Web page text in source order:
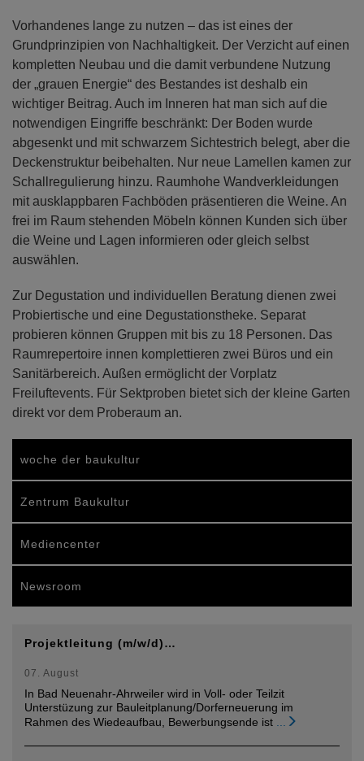
Vorhandenes lange zu nutzen – das ist eines der
Grundprinzipien von Nachhaltigkeit. Der Verzicht auf einen
kompletten Neubau und die damit verbundene Nutzung
der „grauen Energie“ des Bestandes ist deshalb ein
wichtiger Beitrag. Auch im Inneren hat man sich auf die
notwendigen Eingriffe beschränkt: Der Boden wurde
abgesenkt und mit schwarzem Sichtestrich belegt, aber die
Deckenstruktur beibehalten. Nur neue Lamellen kamen zur
Schallregulierung hinzu. Raumhohe Wandverkleidungen
mit ausklappbaren Fachböden präsentieren die Weine. An
frei im Raum stehenden Möbeln können Kunden sich über
die Weine und Lagen informieren oder gleich selbst
auswählen.
Zur Degustation und individuellen Beratung dienen zwei
Probiertische und eine Degustationstheke. Separat
probieren können Gruppen mit bis zu 18 Personen. Das
Raumrepertoire innen komplettieren zwei Büros und ein
Sanitärbereich. Außen ermöglicht der Vorplatz
Freiluftevents. Für Sektproben bietet sich der kleine Garten
direkt vor dem Proberaum an.
woche der baukultur
Zentrum Baukultur
Mediencenter
Newsroom
Projektleitung (m/w/d)…
07. August
In Bad Neuenahr-Ahrweiler wird in Voll- oder Teilzit
Unterstüzung zur Bauleitplanung/Dorferneuerung im
Rahmen des Wiedeaufbau, Bewerbungsende ist